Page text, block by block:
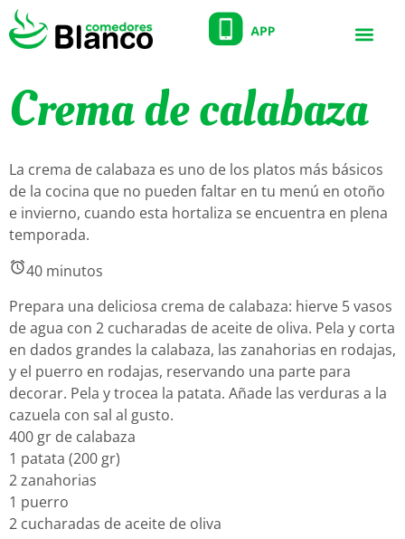
Crema de calabaza
La crema de calabaza es uno de los platos más básicos
de la cocina que no pueden faltar en tu menú en otoño
e invierno, cuando esta hortaliza se encuentra en plena
temporada.
40 minutos
Prepara una deliciosa crema de calabaza: hierve 5 vasos
de agua con 2 cucharadas de aceite de oliva. Pela y corta
en dados grandes la calabaza, las zanahorias en rodajas,
y el puerro en rodajas, reservando una parte para
decorar. Pela y trocea la patata. Añade las verduras a la
cazuela con sal al gusto.
400 gr de calabaza
1 patata (200 gr)
2 zanahorias
1 puerro
2 cucharadas de aceite de oliva